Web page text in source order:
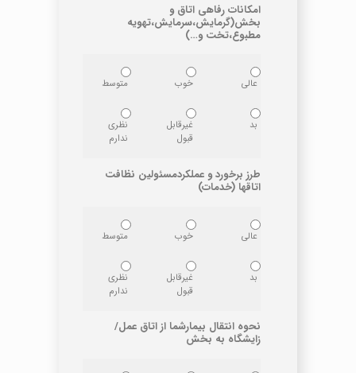
امکانات رفاهی اتاق و
بخش(گرمایش،سرمایش،تهویه
مطبوع،تخت و…)
عالی خوب متوسط
بد
غیرقابل
قبول
نظری
ندارم
طرز برخورد و عملکردمسئولین نظافت
اتاقها (خدمات)
عالی خوب متوسط
بد
غیرقابل
قبول
نظری
ندارم
نحوه انتقال بیمارشما از اتاق عمل/
زایشگاه به بخش